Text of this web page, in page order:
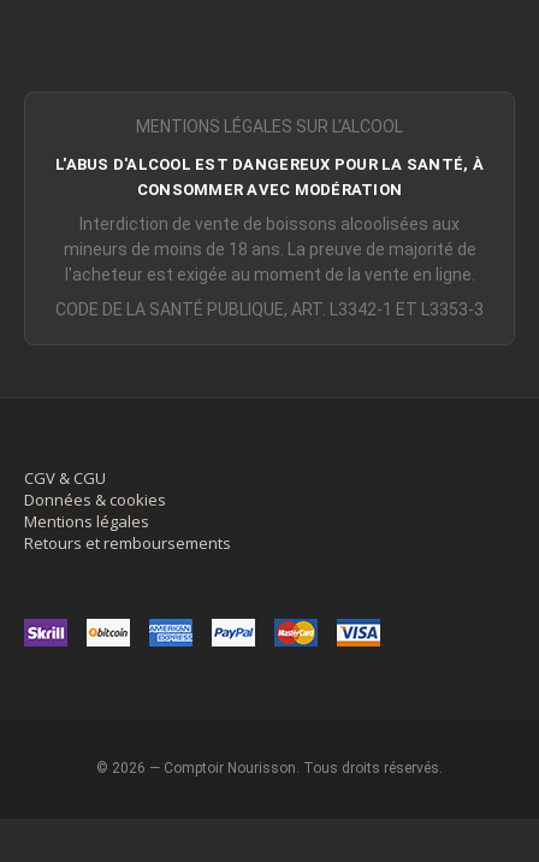
MENTIONS LÉGALES SUR L'ALCOOL
L'ABUS D'ALCOOL EST DANGEREUX POUR LA SANTÉ, À
CONSOMMER AVEC MODÉRATION
Interdiction de vente de boissons alcoolisées aux
mineurs de moins de 18 ans. La preuve de majorité de
l'acheteur est exigée au moment de la vente en ligne.
CODE DE LA SANTÉ PUBLIQUE, ART. L3342-1 ET L3353-3
CGV & CGU
Données & cookies
Mentions légales
Retours et remboursements
© 2026 — Comptoir Nourisson. Tous droits réservés.